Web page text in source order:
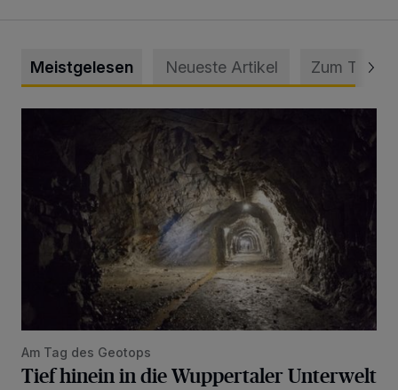
Meistgelesen Neueste Artikel Zum Thema
Am Tag des Geotops
Tief hinein in die Wuppertaler Unterwelt